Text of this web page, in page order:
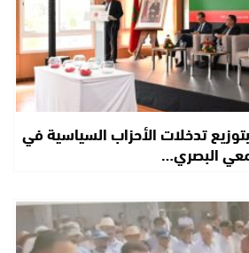
تدخلات الأحزاب السياسية في
البصري…